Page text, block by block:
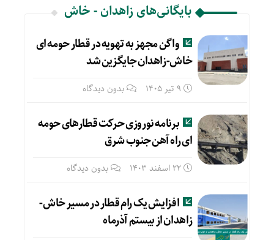
بایگانی‌های زاهدان - خاش
واگن مجهز به تهویه در قطار حومه ای
خاش-زاهدان جایگزین شد
9 تیر 1405 بدون دیدگاه
برنامه نوروزی حرکت قطارهای حومه
ای راه آهن جنوب شرق
22 اسفند 1403 بدون دیدگاه
افزایش یک رام قطار در مسیر خاش-
زاهدان از بیستم آذرماه